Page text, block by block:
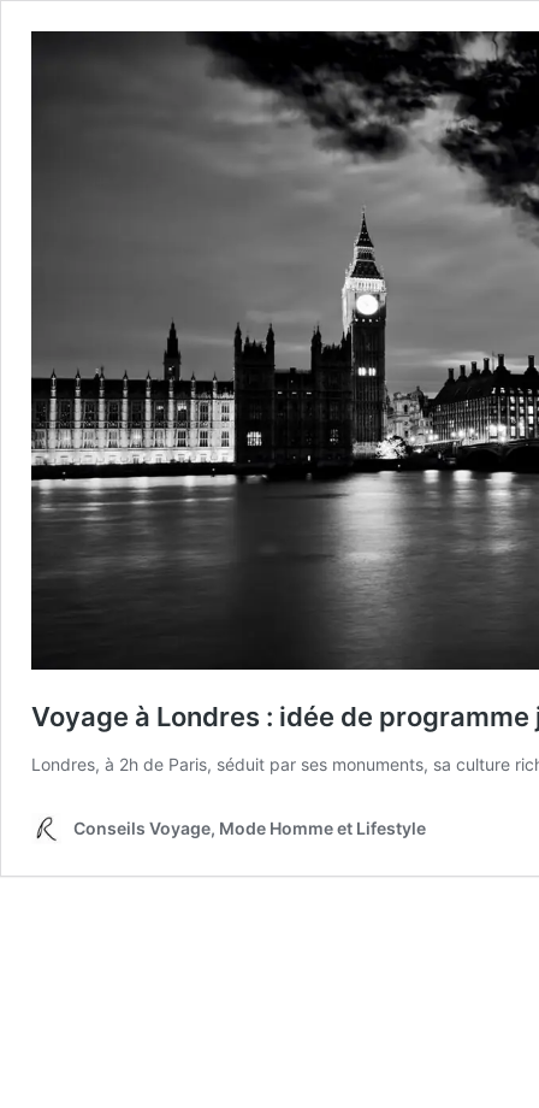
Voyage à Londres : idée de
Londres, à 2h de Paris, séduit par ses monuments, sa culture
Conseils Voyage, Mode Homme et Lifestyle